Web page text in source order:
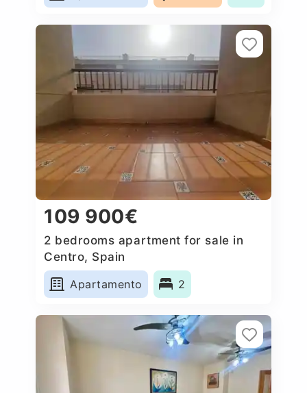
109 900€
2 bedrooms apartment for sale in
Centro, Spain
Apartamento
2